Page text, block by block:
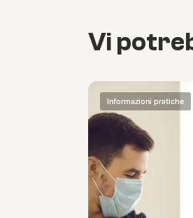
Vi
Informazioni pratiche